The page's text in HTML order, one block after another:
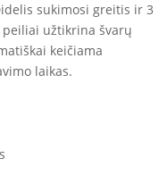
sukimosi greitis ir 3
užtikrina švarų
keičiama
laikas.